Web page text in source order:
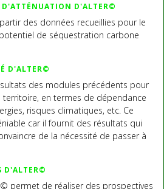
D'ATTÉNUATION D'ALTER©
des données recueillies pour le
de séquestration carbone
D'ALTER©
des modules précédents pour
territoire, en termes de dépendance
risques climatiques, etc. Ce
car il fournit des résultats qui
de la nécessité de passer à
D'ALTER©
permet de réaliser des prospectives